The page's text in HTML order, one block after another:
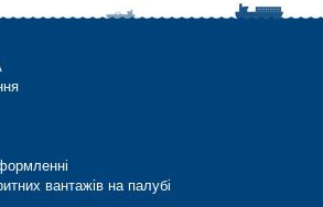
вантажів на палубі